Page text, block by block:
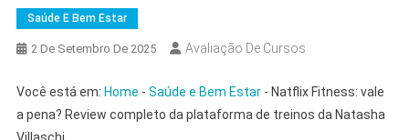
Saúde E Bem Estar
2 De Setembro De 2025 Avaliação De Cursos
Você está em: Home - Saúde e Bem Estar- Natflix Fitness: vale
a pena? Review completo da plataforma de treinos da Natasha